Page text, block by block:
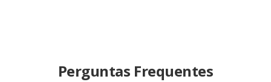
Perguntas Frequentes